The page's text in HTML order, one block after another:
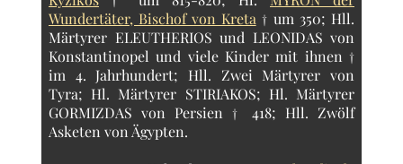
Wundertäter, Bischof von Kreta † um 350; Hll.
Märtyrer ELEUTHERIOS und LEONIDAS von
Konstantinopel und viele Kinder mit ihnen †
im 4. Jahrhundert; Hll. Zwei Märtyrer von
Tyra; Hl. Märtyrer STIRIAKOS; Hl. Märtyrer
GORMIZDAS von Persien † 418; Hll. Zwölf
Asketen von Ägypten.